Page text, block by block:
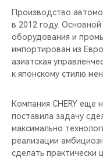
CHERY REMOTE
CHERY И СПОРТ
НАШИ МЕРОПРИЯТИЯ
ВИДЕООБЗОРЫ
CHERY ДЛЯ ДЕТЕЙ
Производство
в 2012 году.
оборудования и
импортирован из
азиатская
к японскому стилю
Компания CHERY еще
поставила задачу
максимально
реализации
сделать практически